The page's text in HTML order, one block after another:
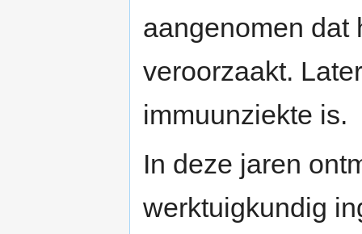
aangenomen dat
veroorzaakt.
immuunziekte is.
In deze jaren
werktuigkundig